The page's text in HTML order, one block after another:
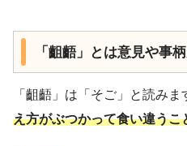
「齟齬」とは意見や事
「齟齬」は「そご」と読みま
え方がぶつかって食い違うこ